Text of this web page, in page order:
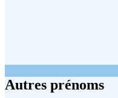
Autres prénoms